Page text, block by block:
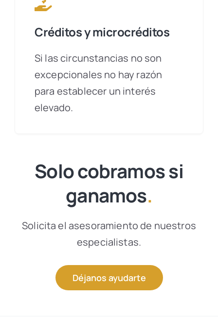
Créditos y microcréditos
Si las circunstancias no son
excepcionales no hay razón
para establecer un interés
elevado.
Solo cobramos si
ganamos.
Solicita el asesoramiento de nuestros
especialistas.
Déjanos ayudarte